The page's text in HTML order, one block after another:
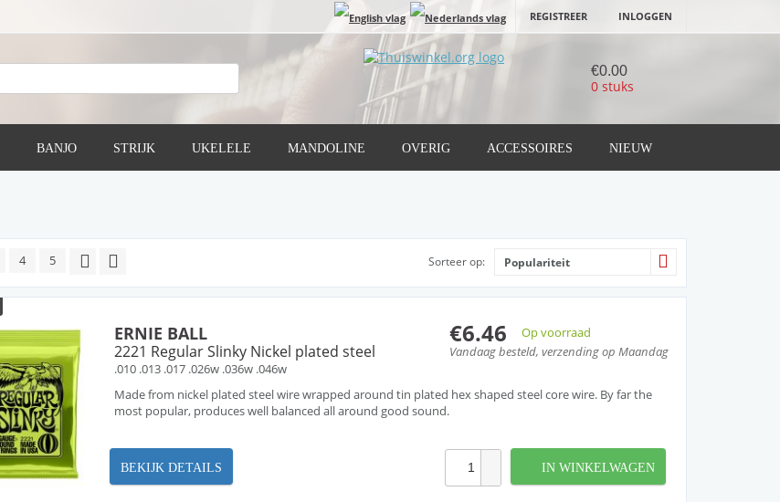
REGISTREER INLOGGEN
€0.00
0 stuks
BANJO STRIJK UKELELE MANDOLINE OVERIG ACCESSOIRES NIEUW
4 5 Populariteit
Sorteer op:
€6.46
Op voorraad
Vandaag besteld, verzending op Maandag
ERNIE BALL
2221 Regular Slinky Nickel plated steel
.010 .013 .017 .026w .036w .046w
Made from nickel plated steel wire wrapped around tin plated hex shaped steel core wire. By far the
most popular, produces well balanced all around good sound.
BEKIJK DETAILS IN WINKELWAGEN